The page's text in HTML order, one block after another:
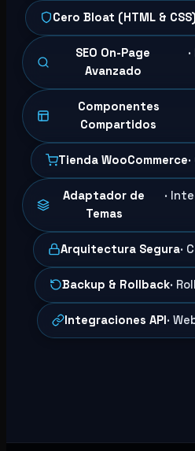
Cero Bloat (HTML & CSS)
SEO On-Page
Avanzado
Componentes
Compartidos
Tienda WooCommerce
Adaptador de
Temas
·
Arquitectura Segura·
Backup & Rollback·
Integraciones API·